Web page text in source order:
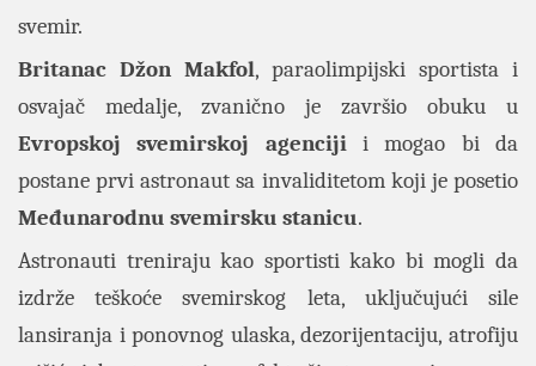
svemir.
Britanac Džon Makfol, paraolimpijski sportista i
osvajač medalje, zvanično je završio obuku u
Evropskoj svemirskoj agencijii mogao bi da
postane prvi astronaut sa invaliditetom koji je posetio
Međunarodnu svemirsku stanicu.
Astronauti treniraju kao sportisti kako bi mogli da
izdrže teškoće svemirskog leta, uključujući sile
lansiranja i ponovnog ulaska, dezorijentaciju, atrofiju